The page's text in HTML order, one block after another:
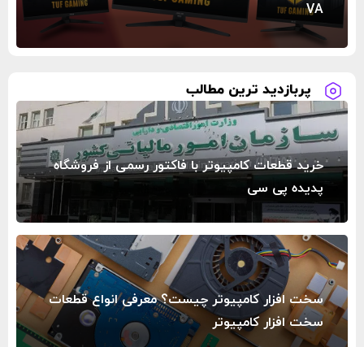
VA
پربازدید ترین مطالب
خرید قطعات کامپیوتر با فاکتور رسمی از فروشگاه
پدیده پی سی
سخت‌ افزار کامپیوتر چیست؟ معرفی انواع قطعات
سخت افزار کامپیوتر